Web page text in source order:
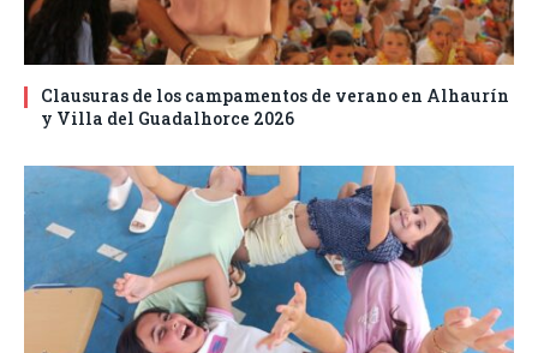
Clausuras de los campamentos de verano en Alhaurín
y Villa del Guadalhorce 2026